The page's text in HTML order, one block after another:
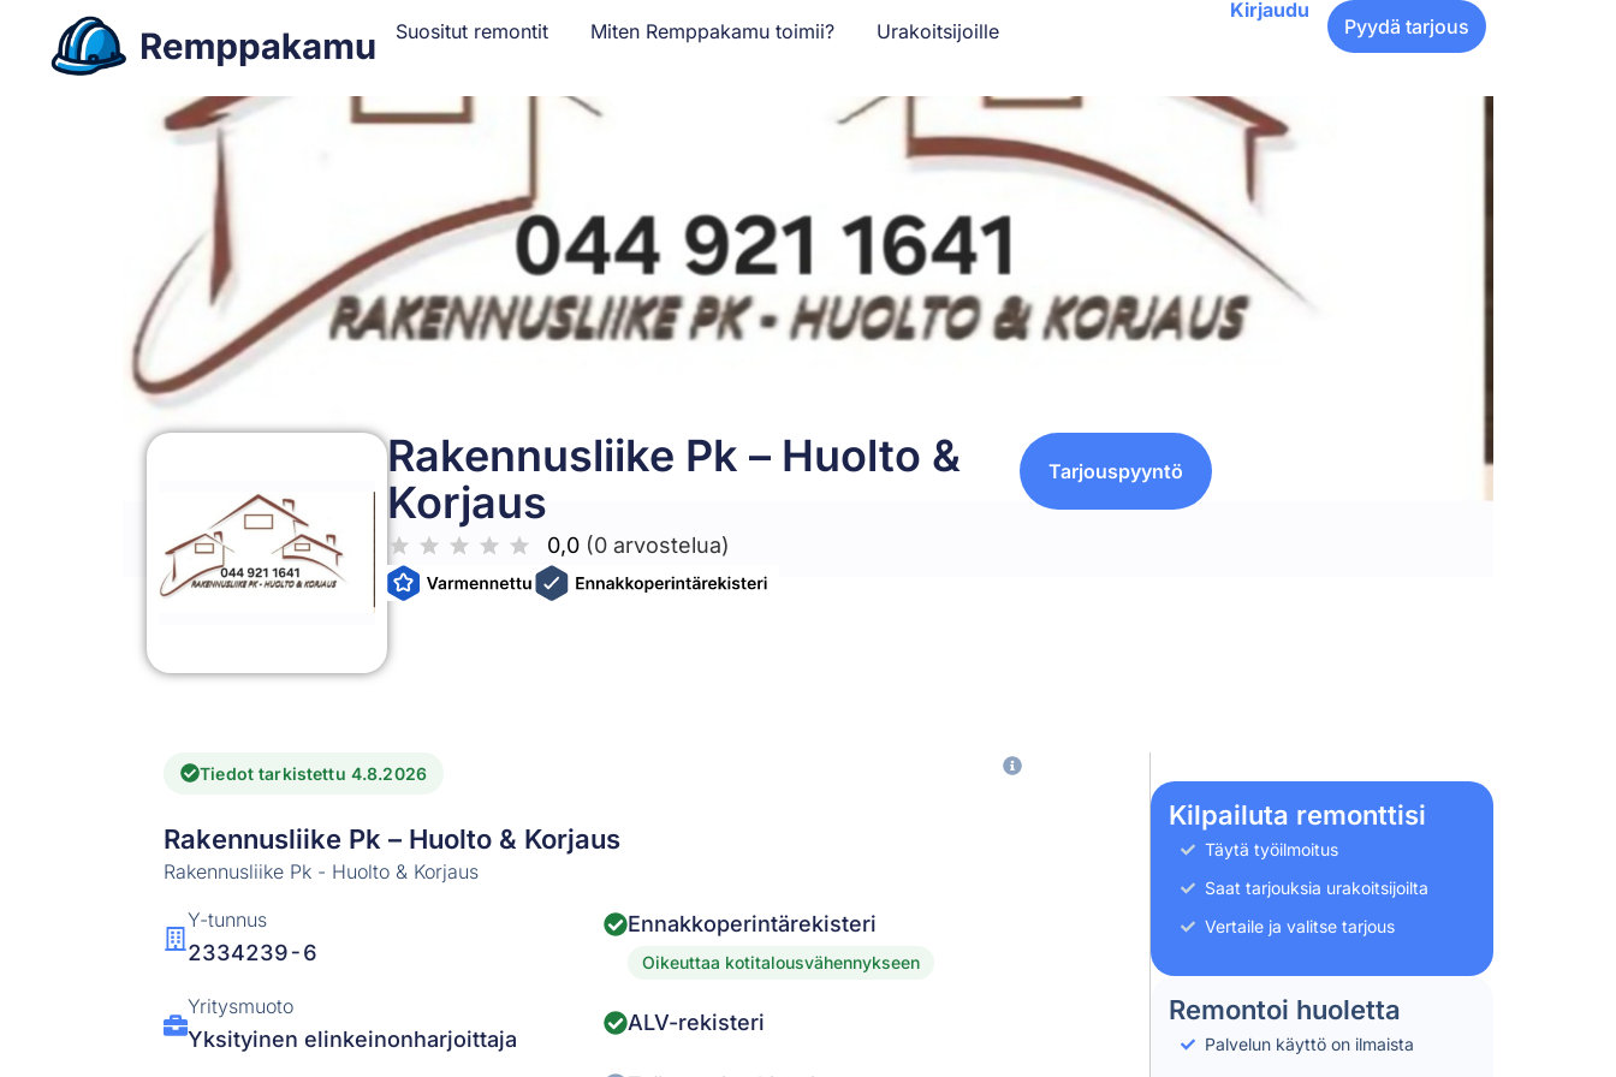
Suositut remontit Miten Remppakamu toimii? Urakoitsijoille
Kirjaudu
Pyydä tarjous
Rakennusliike Pk – Huolto &
Korjaus
0,0 (0 arvostelua)
Tarjouspyyntö
Tiedot tarkistettu 4.8.2026
Rakennusliike Pk – Huolto & Korjaus
Rakennusliike Pk - Huolto & Korjaus
Y-tunnus
2334239-6
Yritysmuoto
Yksityinen elinkeinonharjoittaja
Ennakkoperintärekisteri
Oikeuttaa kotitalousvähennykseen
ALV-rekisteri
Kilpailuta remonttisi
Täytä työilmoitus
Saat tarjouksia urakoitsijoilta
Vertaile ja valitse tarjous
Remontoi huoletta
Palvelun käyttö on ilmaista